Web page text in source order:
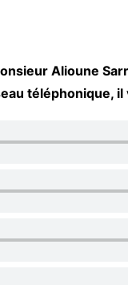
Alioune
téléphonique,